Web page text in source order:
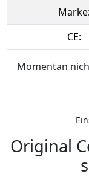
Marke:
CE:
Momentan
Original